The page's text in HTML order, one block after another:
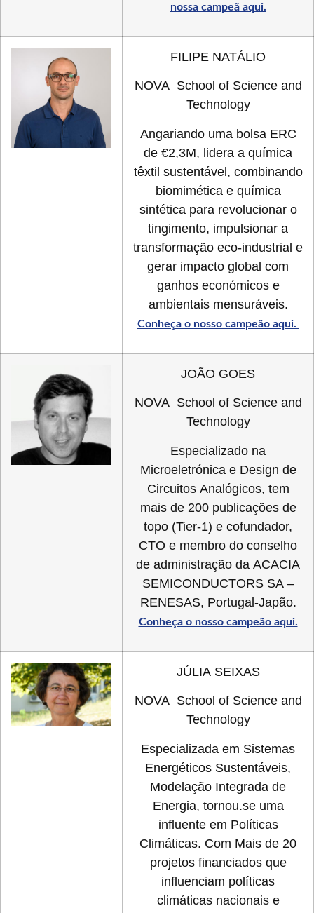
nossa campeã aqui.
FILIPE NATÁLIO
NOVA School of Science and
Technology
Angariando uma bolsa ERC
de €2,3M, lidera a química
têxtil sustentável, combinando
biomimética e química
sintética para revolucionar o
tingimento, impulsionar a
transformação eco-industrial e
gerar impacto global com
ganhos económicos e
ambientais mensuráveis.
Conheça o nosso campeão aqui.
JOÃO GOES
NOVA School of Science and
Technology
Especializado na
Microeletrónica e Design de
Circuitos Analógicos, tem
mais de 200 publicações de
topo (Tier-1) e cofundador,
CTO e membro do conselho
de administração da ACACIA
SEMICONDUCTORS SA –
RENESAS, Portugal-Japão.
Conheça o nosso campeão aqui.
JÚLIA SEIXAS
NOVA School of Science and
Technology
Especializada em Sistemas
Energéticos Sustentáveis,
Modelação Integrada de
Energia, tornou.se uma
influente em Políticas
Climáticas. Com Mais de 20
projetos financiados que
influenciam políticas
climáticas nacionais e